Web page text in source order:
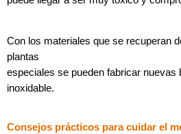
Con los materiales que se recuperan
plantas
especiales se pueden fabricar
inoxidable.
Consejos prácticos para cuidar el